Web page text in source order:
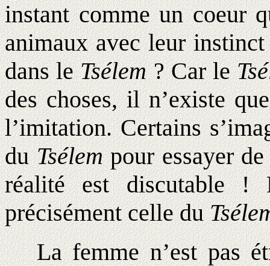
instant comme un coeur
animaux avec leur
dans leTsélem? Car le
des choses, il n’existe
l’imitation. Certains
duTsélempour essayer
réalité est discutable
précisément celle du
La femme n’est pas